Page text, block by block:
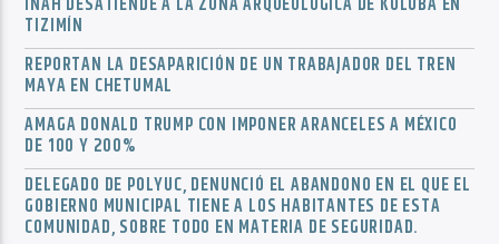
TIZIMÍN
REPORTAN LA DESAPARICIÓN DE UN TRABAJADOR DEL TREN
MAYA EN CHETUMAL
AMAGA DONALD TRUMP CON IMPONER ARANCELES A MÉXICO
DE 100 Y 200%
DELEGADO DE POLYUC, DENUNCIÓ EL ABANDONO EN EL QUE EL
GOBIERNO MUNICIPAL TIENE A LOS HABITANTES DE ESTA
COMUNIDAD, SOBRE TODO EN MATERIA DE SEGURIDAD.